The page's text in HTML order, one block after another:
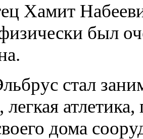
Хамит
был
стал
легкая
дома